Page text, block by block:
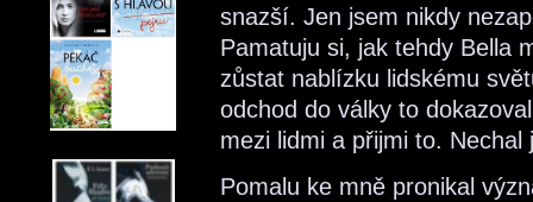
snazší. Jen jsem nikdy
Pamatuju si, jak tehdy Bella
zůstat nablízku lidskému
odchod do války to
mezi lidmi a přijmi to.
Pomalu ke mně pronikal